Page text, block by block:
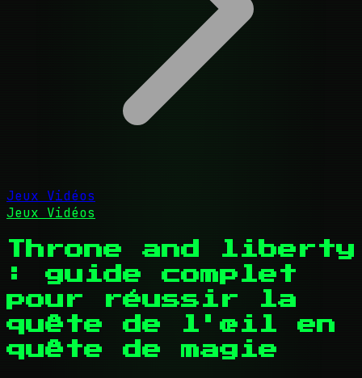
Jeux Vidéos
Jeux Vidéos
Throne and liberty
: guide complet
pour réussir la
quête de l'œil en
quête de magie